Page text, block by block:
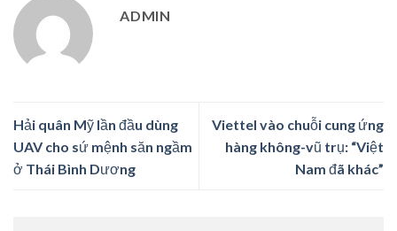
ADMIN
Hải quân Mỹ lần đầu dùng
UAV cho sứ mệnh săn ngầm
ở Thái Bình Dương
Viettel vào chuỗi cung ứng
hàng không-vũ trụ: “Việt
Nam đã khác”